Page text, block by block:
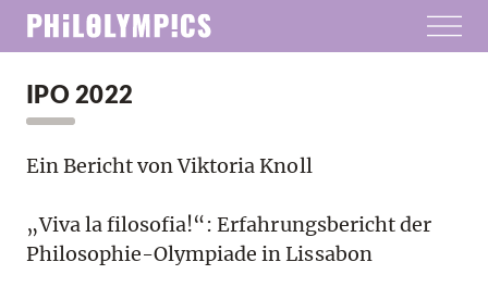
IPO 2022
Ein Bericht von Viktoria Knoll
„Viva la filosofia!“: Erfahrungsbericht der
Philosophie-Olympiade in Lissabon